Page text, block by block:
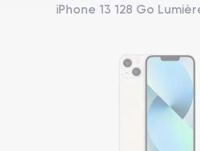
iPhone 13 128 Go